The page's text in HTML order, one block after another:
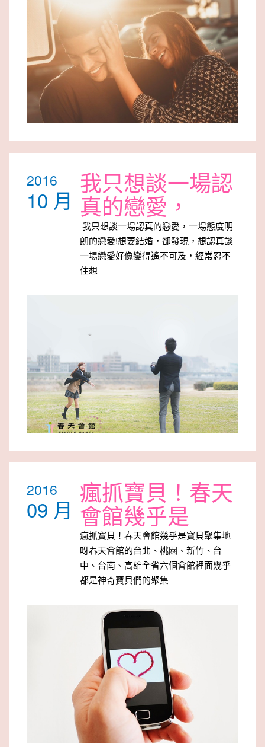
2016
10 月
我只想談一場認
真的戀愛，
我只想談一場認真的戀愛，一場態度明
朗的戀愛!想要結婚，卻發現，想認真談
一場戀愛好像變得遙不可及，經常忍不
住想
2016
09 月
瘋抓寶貝！春天
會館幾乎是
瘋抓寶貝！春天會館幾乎是寶貝聚集地
呀春天會館的台北、桃園、新竹、台
中、台南、高雄全省六個會館裡面幾乎
都是神奇寶貝們的聚集